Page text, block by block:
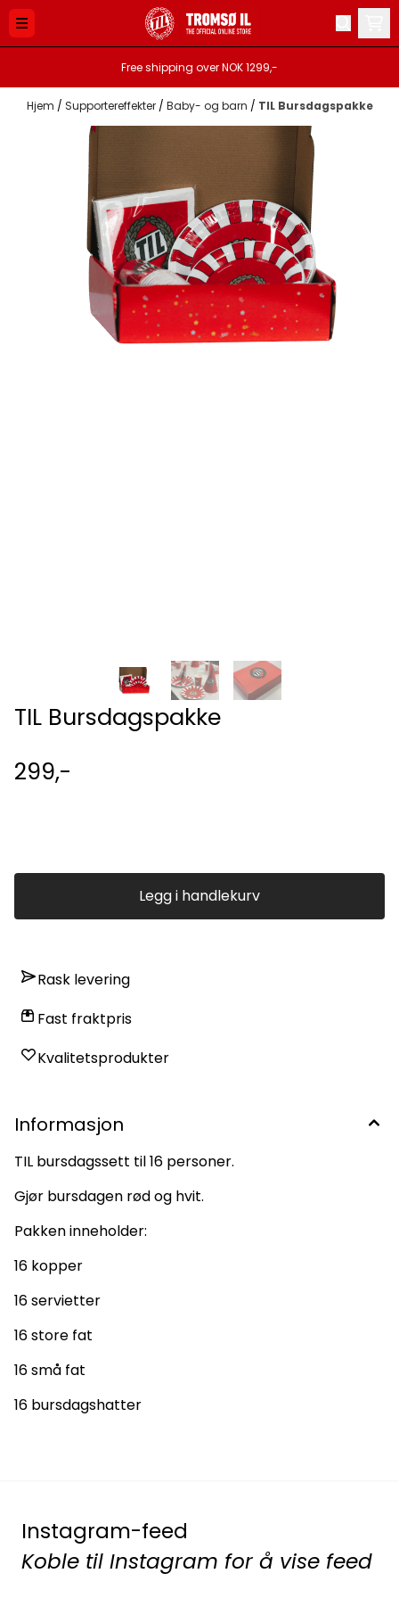
Hopp til innhold
Free shipping over NOK 1299,-
Hjem / Supportereffekter / Baby- og barn / TIL Bursdagspakke
TIL Bursdagspakke
299,-
Legg i handlekurv
Rask levering
Fast fraktpris
Kvalitetsprodukter
Informasjon
TIL bursdagssett til 16 personer.
Gjør bursdagen rød og hvit.
Pakken inneholder:
16 kopper
16 servietter
16 store fat
16 små fat
16 bursdagshatter
Instagram-feed
Koble til Instagram for å vise feed